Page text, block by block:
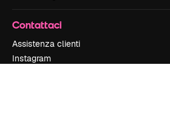
Contattaci
Assistenza clienti
Instagram